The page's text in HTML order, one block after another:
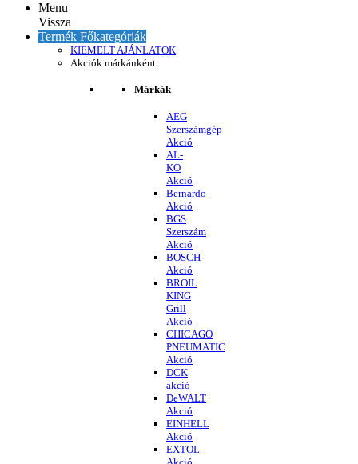
Menu
Vissza
Termék Főkategóriák
KIEMELT AJÁNLATOK
Akciók márkánként
Márkák
AEG
Szerszámgép
Akció
AL-
KO
Akció
Bernardo
Akció
BGS
Szerszám
Akció
BOSCH
Akció
BROIL
KING
Grill
Akció
CHICAGO
PNEUMATIC
Akció
DCK
akció
DeWALT
Akció
EINHELL
Akció
EXTOL